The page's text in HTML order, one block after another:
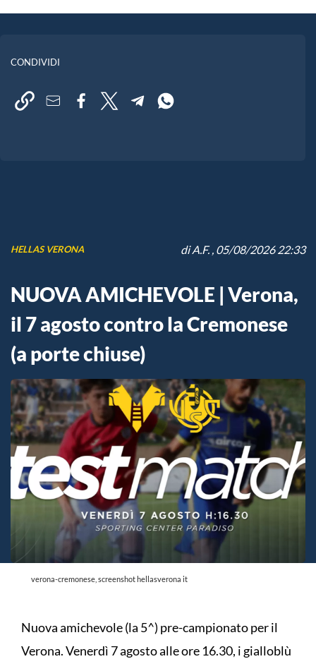
CONDIVIDI
HELLAS VERONA diA.F., 05/08/2026 22:33
NUOVA AMICHEVOLE | Verona,
il 7 agosto contro la Cremonese
(a porte chiuse)
verona-cremonese, screenshot hellasverona it
Nuova amichevole (la 5^) pre-campionato per il
Verona. Venerdì 7 agosto alle ore 16.30, i gialloblù